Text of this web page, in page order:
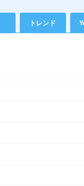
トレンド